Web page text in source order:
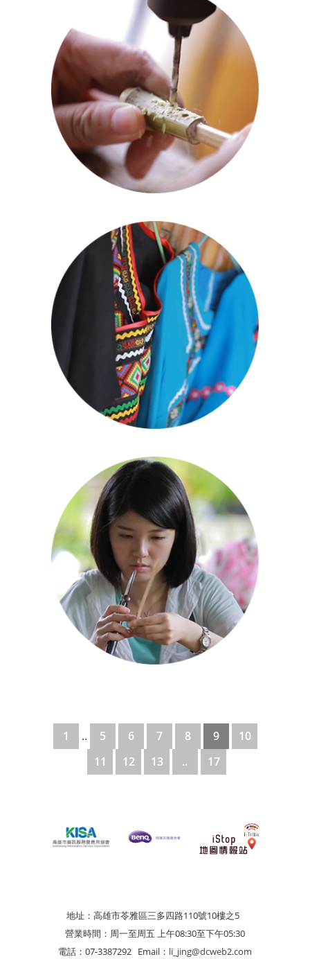
1 .. 5 6 7 8 9
10
11
12 13 .. 17
地址：高雄市苓雅區三多四路110號10樓之5
營業時間：周一至周五 上午08:30至下午05:30
電話：07-3387292 Email： li_jing@dcweb2.com